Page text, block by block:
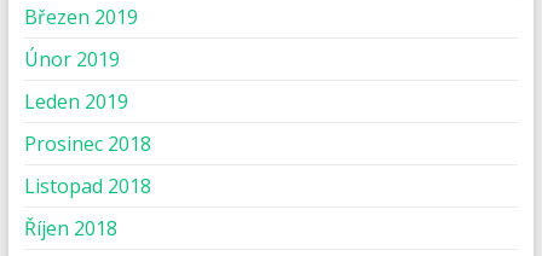
Březen 2019
Únor 2019
Leden 2019
Prosinec 2018
Listopad 2018
Říjen 2018